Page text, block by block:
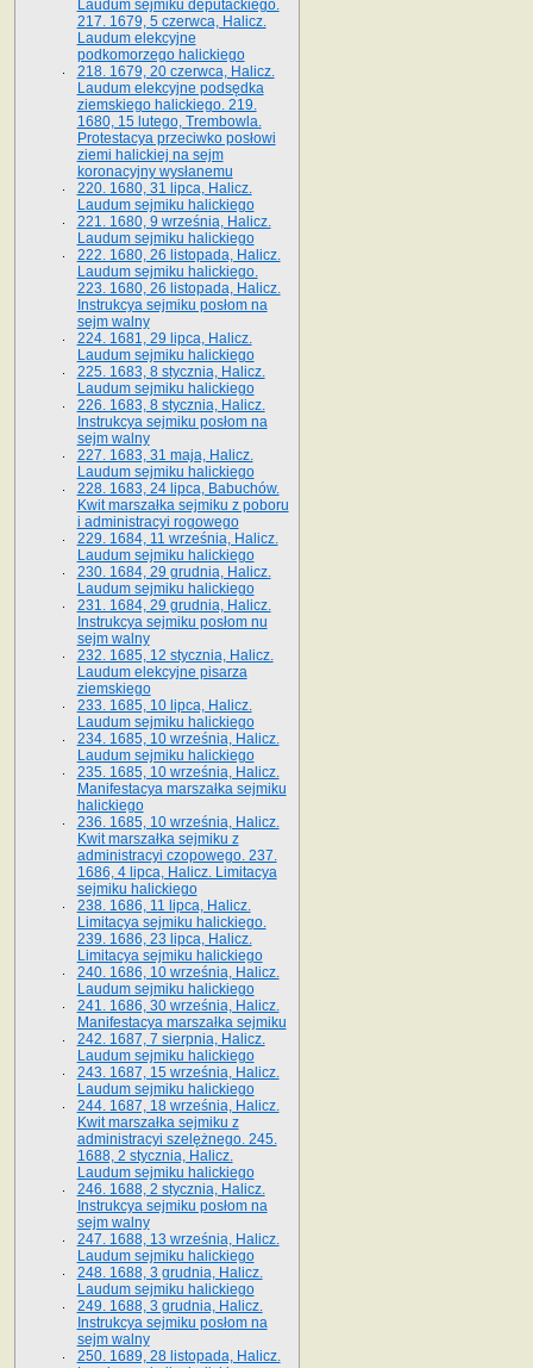
Laudum sejmiku deputackiego.
217. 1679, 5 czerwca, Halicz.
Laudum elekcyjne
podkomorzego halickiego
218. 1679, 20 czerwca, Halicz.
Laudum elekcyjne podsędka
ziemskiego halickiego. 219.
1680, 15 lutego, Trembowla.
Protestacya przeciwko posłowi
ziemi halickiej na sejm
koronacyjny wysłanemu
220. 1680, 31 lipca, Halicz.
Laudum sejmiku halickiego
221. 1680, 9 września, Halicz.
Laudum sejmiku halickiego
222. 1680, 26 listopada, Halicz.
Laudum sejmiku halickiego.
223. 1680, 26 listopada, Halicz.
Instrukcya sejmiku posłom na
sejm walny
224. 1681, 29 lipca, Halicz.
Laudum sejmiku halickiego
225. 1683, 8 stycznia, Halicz.
Laudum sejmiku halickiego
226. 1683, 8 stycznia, Halicz.
Instrukcya sejmiku posłom na
sejm walny
227. 1683, 31 maja, Halicz.
Laudum sejmiku halickiego
228. 1683, 24 lipca, Babuchów.
Kwit marszałka sejmiku z poboru
i administracyi rogowego
229. 1684, 11 września, Halicz.
Laudum sejmiku halickiego
230. 1684, 29 grudnia, Halicz.
Laudum sejmiku halickiego
231. 1684, 29 grudnia, Halicz.
Instrukcya sejmiku posłom nu
sejm walny
232. 1685, 12 stycznia, Halicz.
Laudum elekcyjne pisarza
ziemskiego
233. 1685, 10 lipca, Halicz.
Laudum sejmiku halickiego
234. 1685, 10 września, Halicz.
Laudum sejmiku halickiego
235. 1685, 10 września, Halicz.
Manifestacya marszałka sejmiku
halickiego
236. 1685, 10 września, Halicz.
Kwit marszałka sejmiku z
administracyi czopowego. 237.
1686, 4 lipca, Halicz. Limitacya
sejmiku halickiego
238. 1686, 11 lipca, Halicz.
Limitacya sejmiku halickiego.
239. 1686, 23 lipca, Halicz.
Limitacya sejmiku halickiego
240. 1686, 10 września, Halicz.
Laudum sejmiku halickiego
241. 1686, 30 września, Halicz.
Manifestacya marszałka sejmiku
242. 1687, 7 sierpnia, Halicz.
Laudum sejmiku halickiego
243. 1687, 15 września, Halicz.
Laudum sejmiku halickiego
244. 1687, 18 września, Halicz.
Kwit marszałka sejmiku z
administracyi szelężnego. 245.
1688, 2 stycznia, Halicz.
Laudum sejmiku halickiego
246. 1688, 2 stycznia, Halicz.
Instrukcya sejmiku posłom na
sejm walny
247. 1688, 13 września, Halicz.
Laudum sejmiku halickiego
248. 1688, 3 grudnia, Halicz.
Laudum sejmiku halickiego
249. 1688, 3 grudnia, Halicz.
Instrukcya sejmiku posłom na
sejm walny
250. 1689, 28 listopada, Halicz.